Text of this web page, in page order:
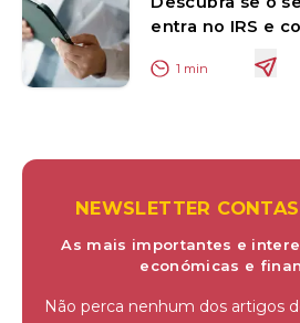
entra no IRS e
1 min
NEWSLETTER
As mais importantes e
económicas e
Não perca nenhum dos artigos